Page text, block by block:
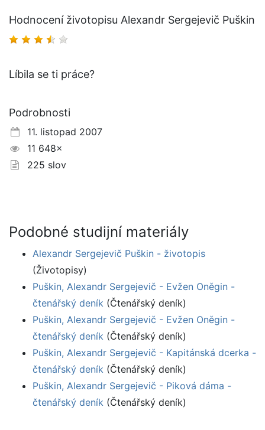
Hodnocení životopisu Alexandr Sergejevič Puškin
Líbila se ti práce?
Podrobnosti
11. listopad 2007
11 648×
225 slov
Podobné studijní materiály
Alexandr Sergejevič Puškin - životopis
(Životopisy)
Puškin, Alexandr Sergejevič - Evžen Oněgin -
čtenářský deník (Čtenářský deník)
Puškin, Alexandr Sergejevič - Evžen Oněgin -
čtenářský deník (Čtenářský deník)
Puškin, Alexandr Sergejevič - Kapitánská dcerka -
čtenářský deník (Čtenářský deník)
Puškin, Alexandr Sergejevič - Piková dáma -
čtenářský deník (Čtenářský deník)